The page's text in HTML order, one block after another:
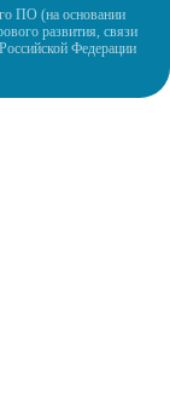
ПО (на основании
развития, связи
Федерации